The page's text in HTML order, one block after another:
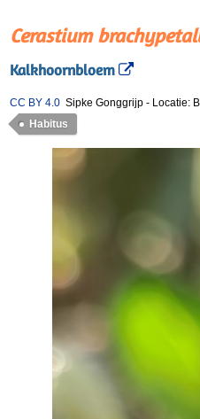
Cerastium
Kalkhoornbloem
CC BY 4.0 Sipke Gonggrijp - Locatie:
Habitus